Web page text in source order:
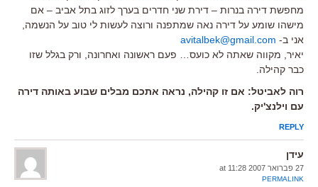
מחפשת דירה בנרות – דירת שני חדרים בערך לזוג בתל אביב – אם
מישהו שומע על דירה נאה שמתפנה ורוצה לעשות לי טוב על הנשמה,
אני ב- avitalbek@gmail.com
יאיר, מקווה שאתה לא כועס… פעם ראשונה ואחרונה, ורק בגלל שזו
כבר קהילה.
רוה לאביטל: אם זו קהילה, נראה אתכם מבלים שבוע באותה דירה
עם וילנצ'יק.
REPLY
עידן
27 פברואר 2007 at 11:28
PERMALINK